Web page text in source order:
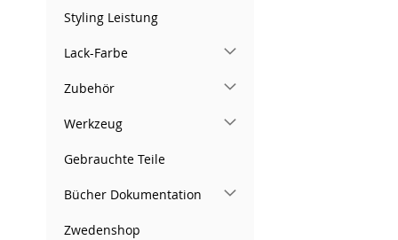
Styling Leistung
Lack-Farbe
Zubehör
Werkzeug
Gebrauchte Teile
Bücher Dokumentation
Zwedenshop